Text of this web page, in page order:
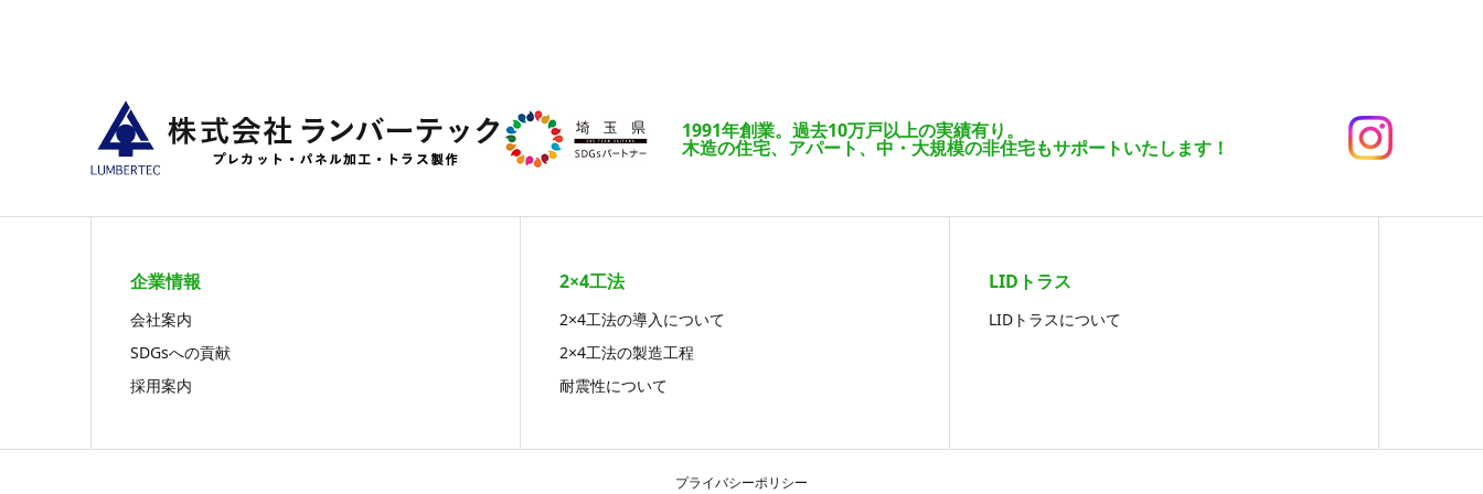
1991年創業。過去10万戸以上の実績有り。
木造の住宅、アパート、中・大規模の非住宅もサポートいたします！
企業情報
会社案内
SDGsへの貢献
採用案内
2×4工法
2×4工法の導入について
2×4工法の製造工程
耐震性について
LIDトラス
LIDトラスについて
プライバシーポリシー